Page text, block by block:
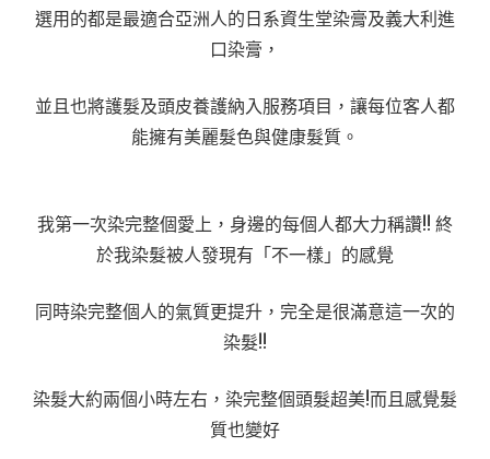
選用的都是最適合亞洲人的日系資生堂染膏及義大利進
口染膏，
並且也將護髮及頭皮養護納入服務項目，讓每位客人都
能擁有美麗髮色與健康髮質。
我第一次染完整個愛上，身邊的每個人都大力稱讚!! 終
於我染髮被人發現有「不一樣」的感覺
同時染完整個人的氣質更提升，完全是很滿意這一次的
染髮!!
染髮大約兩個小時左右，染完整個頭髮超美!而且感覺髮
質也變好